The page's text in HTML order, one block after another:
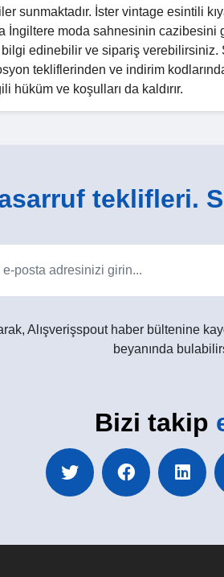
sunmaktadır. İster vintage esintili
İngiltere moda sahnesinin cazibesini
edinebilir ve sipariş verebilirsiniz.
tekliflerinden ve indirim
ve koşulları da kaldırır.
teklifleri.
Alışverişspout haber bültenine
beyanında
Bizi takip